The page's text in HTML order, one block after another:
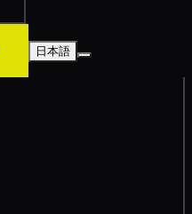
日本語